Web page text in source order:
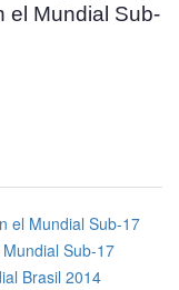
el Mundial Sub-
el Mundial Sub-17
Sub-17
Brasil 2014